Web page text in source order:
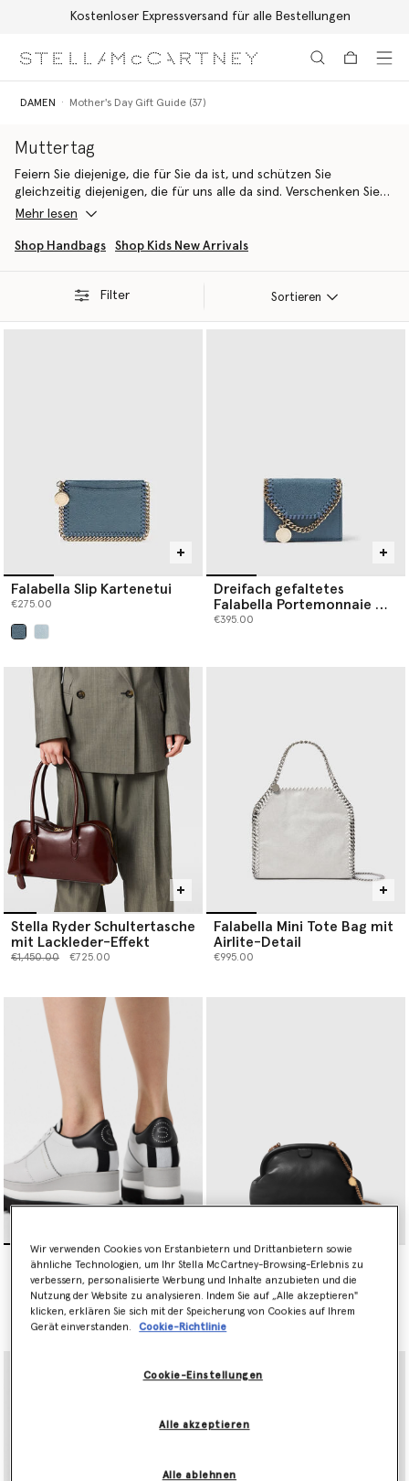
Kostenloser Expressversand für alle Bestellungen
DAMEN Mother's Day Gift Guide (37)
Muttertag
Feiern Sie diejenige, die für Sie da ist, und schützen Sie
gleichzeitig diejenigen, die für uns alle da sind. Verschenken Sie
vegane, tierfreundliche und nachhaltige Luxusgeschenke und
Mehr lesen
Shop Handbags Shop Kids New Arrivals
Filter Sortieren
Falabella Slip Kartenetui
€275.00
Dreifach gefaltetes
Falabella Portemonnaie mit
Kette
€395.00
Stella Ryder Schultertasche
mit Lackleder-Effekt
Preis reduziert von
€1,450.00bis€725.00
Falabella Mini Tote Bag mit
Airlite-Detail
€995.00
Sneakelyse Plateau-
Turnschuhe
Preis reduziert von
bis €325.00
ausgewählt
Gepolsterte weiche
Falabella Clutch mit Kette
Wir verwenden Cookies von Erstanbietern und Drittanbietern sowie
ähnliche Technologien, um Ihr Stella McCartney-Browsing-Erlebnis zu
verbessern, personalisierte Werbung und Inhalte anzubieten und die
Nutzung der Website zu analysieren. Indem Sie auf „Alle akzeptieren"
klicken, erklären Sie sich mit der Speicherung von Cookies auf Ihrem
Gerät einverstanden.
Cookie-Richtlinie
Cookie-Einstellungen
Alle ablehnen
Alle akzeptieren